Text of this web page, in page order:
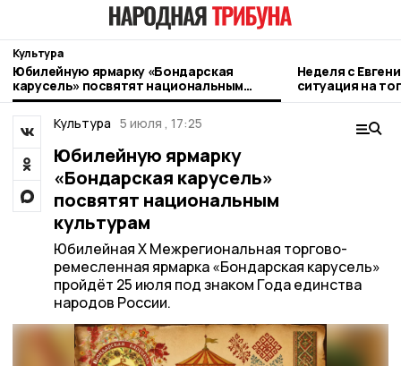
Культура
Юбилейную ярмарку «Бондарская
карусель» посвятят национальным
культурам
Неделя с
ситуация на
городе и
Культура 5 июля , 17:25
Юбилейную ярмарку
«Бондарская карусель»
посвятят национальным
культурам
Юбилейная X Межрегиональная торгово-
ремесленная ярмарка «Бондарская карусель»
пройдёт 25 июля под знаком Года единства
народов России.